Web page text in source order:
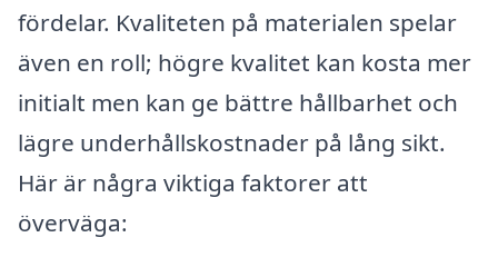
fördelar. Kvaliteten på materialen spelar
även en roll; högre kvalitet kan kosta mer
initialt men kan ge bättre hållbarhet och
lägre underhållskostnader på lång sikt.
Här är några viktiga faktorer att
överväga: